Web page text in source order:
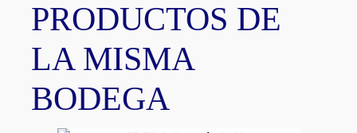
PRODUCTOS DE
LA MISMA
BODEGA